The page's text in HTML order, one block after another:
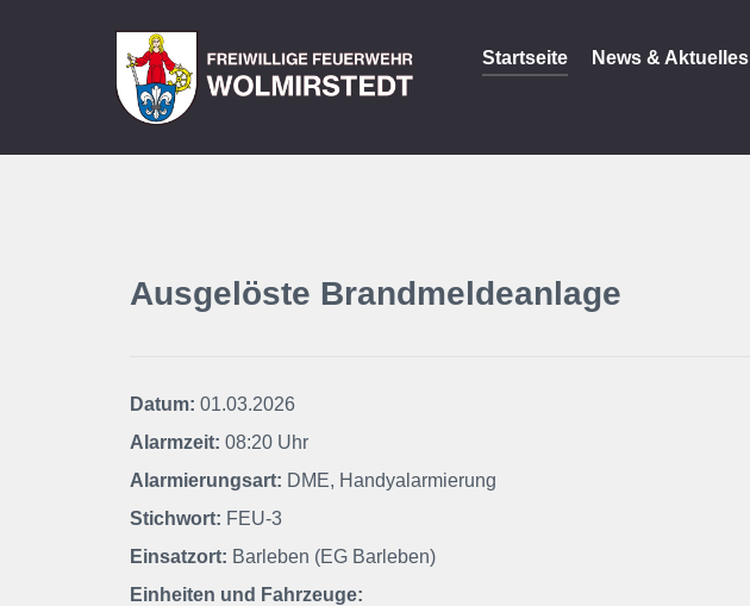
Startseite News & Aktuelles
Ausgelöste Brandmeldeanlage
Datum: 01.03.2026
Alarmzeit: 08:20 Uhr
Alarmierungsart: DME, Handyalarmierung
Stichwort: FEU-3
Einsatzort: Barleben (EG Barleben)
Einheiten und Fahrzeuge: